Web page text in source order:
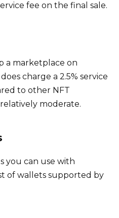
fee on the final sale.
a marketplace on
charge a 2.5% service
to other NFT
moderate.
you can use with
of wallets supported by